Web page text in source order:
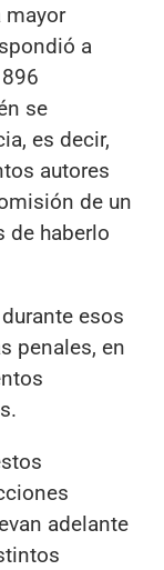
mayor
a
se
es decir,
autores
de un
de haberlo
esos
penales, en
adelante